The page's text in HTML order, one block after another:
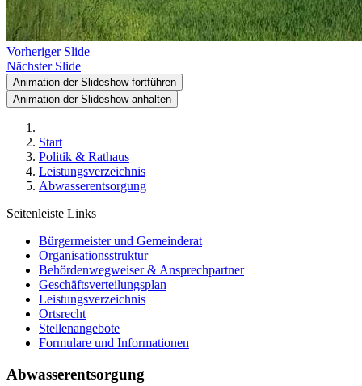
Vorheriger Slide
Nächster Slide
Animation der Slideshow fortführen
Animation der Slideshow anhalten
Start
Politik & Rathaus
Leistungsverzeichnis
Abwasserentsorgung
Seitenleiste Links
Bürgermeister und Gemeinderat
Organisationsstruktur
Behördenwegweiser & Ansprechpartner
Geschäftsverteilungsplan
Leistungsverzeichnis
Ortsrecht
Stellenangebote
Formulare und Informationen
Abwasserentsorgung